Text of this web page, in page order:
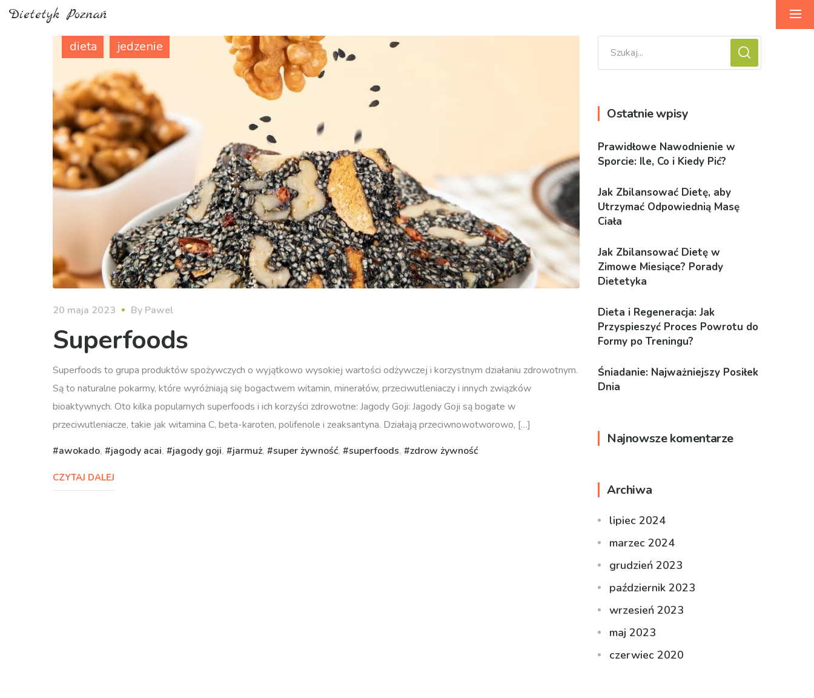
Dietetyk Poznań
dieta jedzenie
20 maja 2023 By Pawel
Superfoods
Superfoods to grupa produktów spożywczych o wyjątkowo wysokiej wartości odżywczej i korzystnym działaniu zdrowotnym.
Są to naturalne pokarmy, które wyróżniają się bogactwem witamin, minerałów, przeciwutleniaczy i innych związków
bioaktywnych. Oto kilka popularnych superfoods i ich korzyści zdrowotne: Jagody Goji: Jagody Goji są bogate w
przeciwutleniacze, takie jak witamina C, beta-karoten, polifenole i zeaksantyna. Działają przeciwnowotworowo, […]
awokado, jagody acai, jagody goji, jarmuż, super żywność, superfoods, zdrow żywność
CZYTAJ DALEJ
Ostatnie wpisy
Prawidłowe Nawodnienie w
Sporcie: Ile, Co i Kiedy Pić?
Jak Zbilansować Dietę, aby
Utrzymać Odpowiednią Masę
Ciała
Jak Zbilansować Dietę w
Zimowe Miesiące? Porady
Dietetyka
Dieta i Regeneracja: Jak
Przyspieszyć Proces Powrotu do
Formy po Treningu?
Śniadanie: Najważniejszy Posiłek
Dnia
Najnowsze komentarze
Archiwa
lipiec 2024
marzec 2024
grudzień 2023
październik 2023
wrzesień 2023
maj 2023
czerwiec 2020